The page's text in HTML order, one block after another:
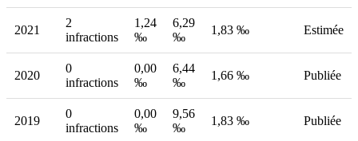
2021
2
infractions
1,24
‰
6,29
‰
1,83 ‰ Estimée
2020
0
infractions
0,00
‰
6,44
‰
1,66 ‰ Publiée
2019
0
infractions
0,00
‰
9,56
‰
1,83 ‰ Publiée